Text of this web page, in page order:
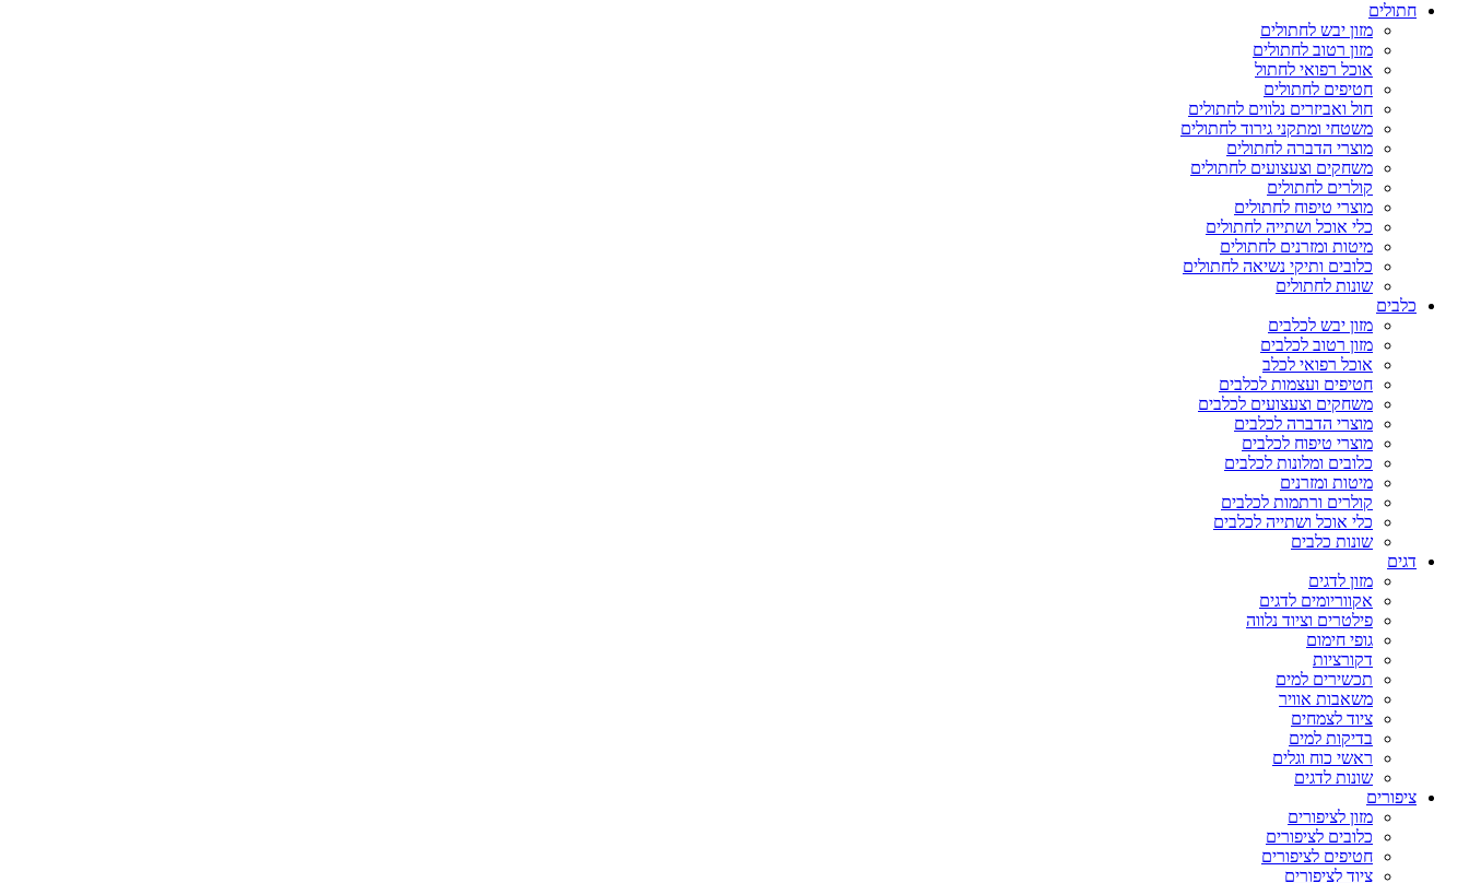
חתולים
מזון יבש לחתולים
מזון רטוב לחתולים
אוכל רפואי לחתול
חטיפים לחתולים
חול ואביזרים נלווים לחתולים
משטחי ומתקני גירוד לחתולים
מוצרי הדברה לחתולים
משחקים וצעצועים לחתולים
קולרים לחתולים
מוצרי טיפוח לחתולים
כלי אוכל ושתייה לחתולים
מיטות ומזרנים לחתולים
כלובים ותיקי נשיאה לחתולים
שונות לחתולים
כלבים
מזון יבש לכלבים
מזון רטוב לכלבים
אוכל רפואי לכלב
חטיפים ועצמות לכלבים
משחקים וצעצועים לכלבים
מוצרי הדברה לכלבים
מוצרי טיפוח לכלבים
כלובים ומלונות לכלבים
מיטות ומזרנים
קולרים ורתמות לכלבים
כלי אוכל ושתייה לכלבים
שונות כלבים
דגים
מזון לדגים
אקווריומים לדגים
פילטרים וציוד נלווה
גופי חימום
דקורציות
תכשירים למים
משאבות אוויר
ציוד לצמחים
בדיקות למים
ראשי כוח וגלים
שונות לדגים
ציפורים
מזון לציפורים
כלובים לציפורים
חטיפים לציפורים
ציוד לציפורים